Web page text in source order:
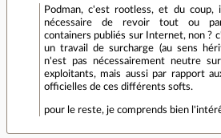
Podman, c'est rootless, et du coup,
nécessaire de revoir tout ou
containers publiés sur Internet, non ?
un travail de surcharge (au sens
n'est pas nécessairement neutre
exploitants, mais aussi par rapport
officielles de ces différents softs.
pour le reste, je comprends bien